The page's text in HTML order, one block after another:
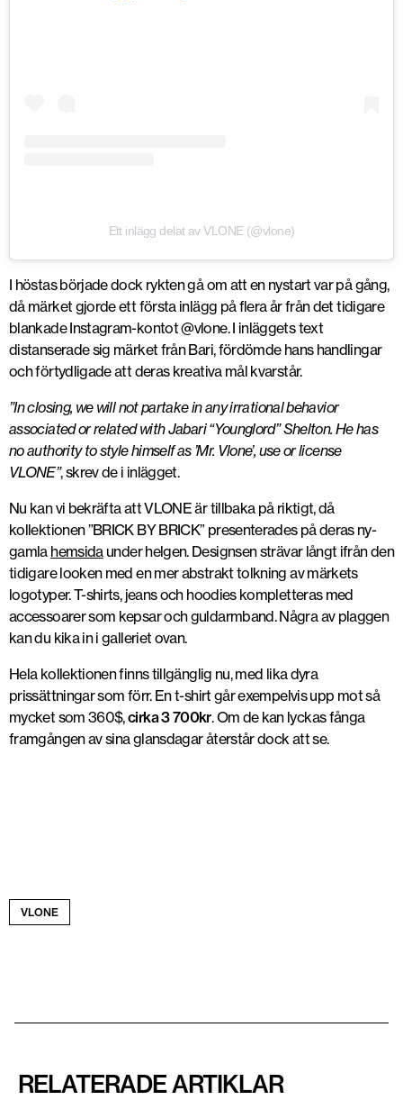
Ett inlägg delat av VLONE (@vlone)
I höstas började dock rykten gå om att en nystart var på gång,
då märket gjorde ett första inlägg på flera år från det tidigare
blankade Instagram-kontot @vlone. I inläggets text
distanserade sig märket från Bari, fördömde hans handlingar
och förtydligade att deras kreativa mål kvarstår.
”In closing, we will not partake in any irrational behavior
associated or related with Jabari “Younglord” Shelton. He has
no authority to style himself as ’Mr. Vlone’, use or license
VLONE”, skrev de i inlägget.
Nu kan vi bekräfta att VLONE är tillbaka på riktigt, då
kollektionen ”BRICK BY BRICK” presenterades på deras ny-
gamla hemsidaunder helgen. Designsen strävar långt ifrån den
tidigare looken med en mer abstrakt tolkning av märkets
logotyper. T-shirts, jeans och hoodies kompletteras med
accessoarer som kepsar och guldarmband. Några av plaggen
kan du kika in i galleriet ovan.
Hela kollektionen finns tillgänglig nu, med lika dyra
prissättningar som förr. En t-shirt går exempelvis upp mot så
mycket som 360$,cirka 3 700kr. Om de kan lyckas fånga
framgången av sina glansdagar återstår dock att se.
VLONE
RELATERADE ARTIKLAR